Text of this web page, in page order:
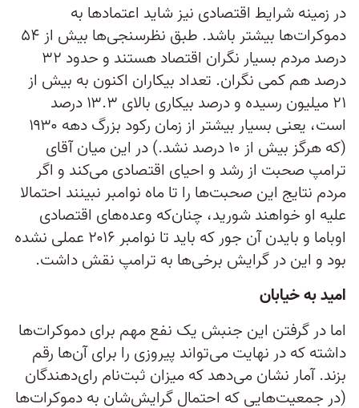
در زمینه شرایط اقتصادی نیز شاید اعتمادها به
دموکرات‌ها بیشتر باشد. طبق نظرسنجی‌ها بیش از ۵۴
درصد مردم بسیار نگران اقتصاد هستند و حدود ۳۲
درصد هم کمی نگران. تعداد بیکاران اکنون به بیش از
۲۱ میلیون رسیده و درصد بیکاری بالای ۱۳.۳ درصد
است، یعنی بسیار بیشتر از زمان رکود بزرگ دهه ۱۹۳۰
(که هرگز بیش از ۱۰ درصد نشد.) در این میان آقای
ترامپ صحبت از رشد و احیای اقتصادی می‌کند و اگر
مردم نتایج این صحبت‌ها را تا ماه نوامبر نبینند احتمالا
علیه او خواهند شورید، چنان‌که وعده‌های اقتصادی
اوباما و بایدن آن‌ جور که باید تا نوامبر ۲۰۱۶ عملی نشده
بود و این در گرایش برخی‌ها به ترامپ نقش داشت.
امید به خیابان
اما در گرفتن این جنبش یک نفع مهم برای دموکرات‌ها
داشته که در نهایت می‌تواند پیروزی را برای آن‌ها رقم
بزند. آمار نشان می‌دهد که میزان ثبت‌نام رای‌دهندگان
(در جمعیت‌هایی که احتمال گرایش‌شان به دموکرات‌ها